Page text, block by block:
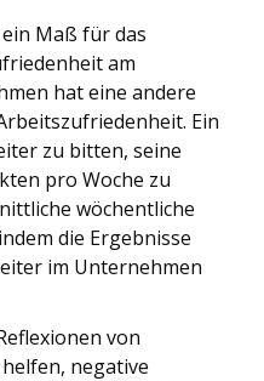
Maß für das
am
hat eine andere
Ein
zu bitten, seine
pro Woche zu
wöchentliche
die Ergebnisse
im Unternehmen
von
negative